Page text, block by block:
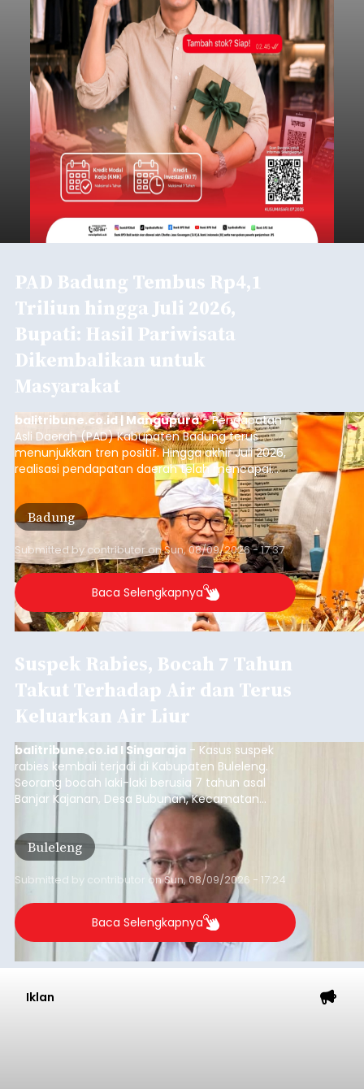
PAD Badung Tembus Rp4,1
Triliun hingga Juli 2026,
Bupati: Hasil Pariwisata
Dikembalikan untuk
Masyarakat
balitribune.co.id | Mangupura- Pendapatan
Asli Daerah (PAD) Kabupaten Badung terus
menunjukkan tren positif. Hingga akhir Juli 2026,
realisasi pendapatan daerah telah mencapai
Rp4,1 triliun atau rata-rata sekitar Rp730 miliar
per bulan, meningkat signifikan dibandingkan
rata-rata penerimaan sebelumnya yang berkisar
Rp350 miliar hingga Rp400 miliar per bulan.
Badung
Submitted by contributoronSun, 08/09/2026 - 17:37
Baca Selengkapnya
Suspek Rabies, Bocah 7 Tahun
Takut Terhadap Air dan Terus
Keluarkan Air Liur
balitribune.co.id I Singaraja - Kasus suspek
rabies kembali terjadi di Kabupaten Buleleng.
Seorang bocah laki-laki berusia 7 tahun asal
Banjar Kajanan, Desa Bubunan, Kecamatan
Seririt, dilaporkan mengalami gejala khas rabies
setelah sebelumnya digigit anjing pada awal Juni
2026.
Buleleng
Submitted by contributor onSun, 08/09/2026 - 17:24
Baca Selengkapnya
Iklan